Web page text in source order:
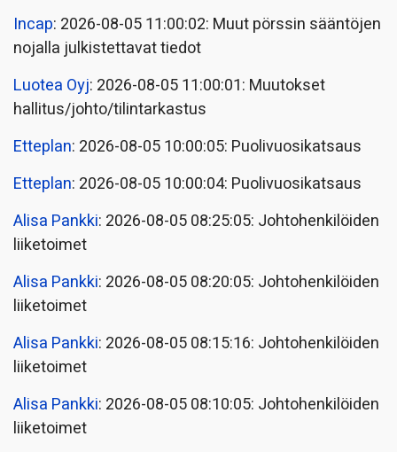
Incap: 2026-08-05 11:00:02: Muut pörssin sääntöjen
nojalla julkistettavat tiedot
Luotea Oyj: 2026-08-05 11:00:01: Muutokset
hallitus/johto/tilintarkastus
Etteplan: 2026-08-05 10:00:05: Puolivuosikatsaus
Etteplan: 2026-08-05 10:00:04: Puolivuosikatsaus
Alisa Pankki: 2026-08-05 08:25:05: Johtohenkilöiden
liiketoimet
Alisa Pankki: 2026-08-05 08:20:05: Johtohenkilöiden
liiketoimet
Alisa Pankki: 2026-08-05 08:15:16: Johtohenkilöiden
liiketoimet
Alisa Pankki: 2026-08-05 08:10:05: Johtohenkilöiden
liiketoimet